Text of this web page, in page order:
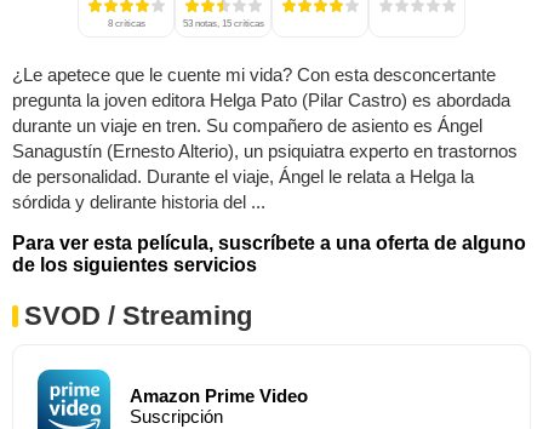
8 críticas 53 notas, 15 críticas
¿Le apetece que le cuente mi vida? Con esta desconcertante
pregunta la joven editora Helga Pato (Pilar Castro) es abordada
durante un viaje en tren. Su compañero de asiento es Ángel
Sanagustín (Ernesto Alterio), un psiquiatra experto en trastornos
de personalidad. Durante el viaje, Ángel le relata a Helga la
sórdida y delirante historia del ...
Para ver esta película, suscríbete a una oferta de alguno
de los siguientes servicios
SVOD / Streaming
Amazon Prime Video
Suscripción